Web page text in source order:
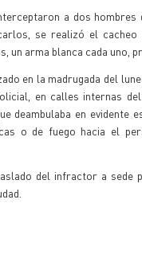
a dos hombres
se realizó el cacheo
un arma blanca cada uno,
en la madrugada del
en calles internas
deambulaba en evidente
o de fuego hacia el
del infractor a sede